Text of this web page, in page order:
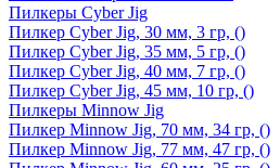
Пилкеры Cyber Jig
Пилкер Cyber Jig, 30 мм, 3 гр, ()
Пилкер Cyber Jig, 35 мм, 5 гр, ()
Пилкер Cyber Jig, 40 мм, 7 гр, ()
Пилкер Cyber Jig, 45 мм, 10 гр, ()
Пилкеры Minnow Jig
Пилкер Minnow Jig, 70 мм, 34 гр, ()
Пилкер Minnow Jig, 77 мм, 47 гр, ()